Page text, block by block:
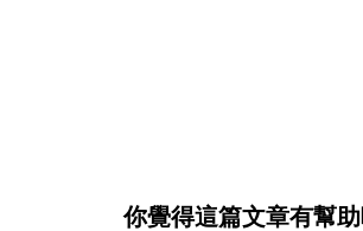
你覺得這篇文章有幫助